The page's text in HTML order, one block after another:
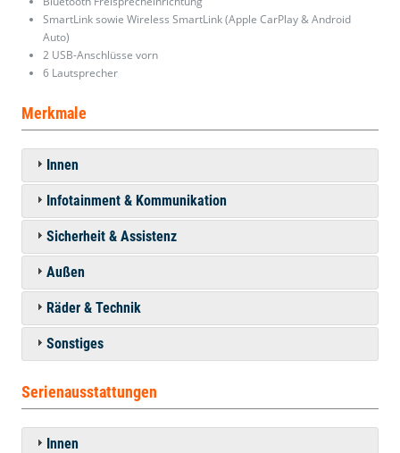
SmartLink sowie Wireless SmartLink (Apple CarPlay & Android
Auto)
2 USB-Anschlüsse vorn
6 Lautsprecher
Merkmale
Innen
Infotainment & Kommunikation
Sicherheit & Assistenz
Außen
Räder & Technik
Sonstiges
Serienausstattungen
Innen